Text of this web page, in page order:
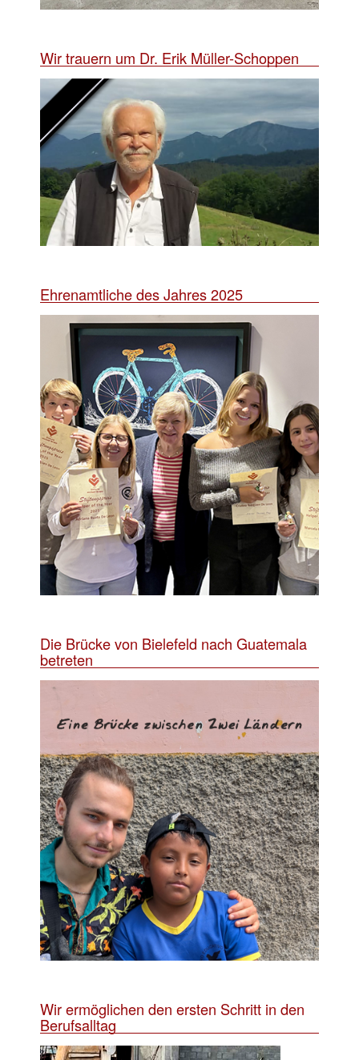
Wir trauern um Dr. Erik Müller-Schoppen
Ehrenamtliche des Jahres 2025
Die Brücke von Bielefeld nach Guatemala
betreten
Wir ermöglichen den ersten Schritt in den
Berufsalltag